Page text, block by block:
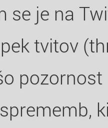
se je na
tvitov